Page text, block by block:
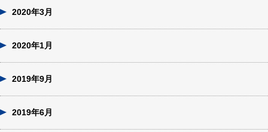
2020年3月
2020年1月
2019年9月
2019年6月